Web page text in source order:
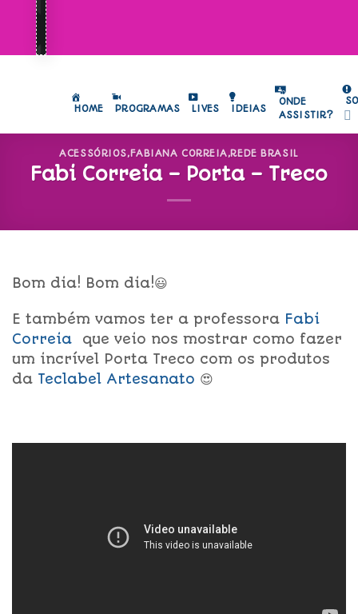
HOME PROGRAMAS LIVES IDEIAS
ONDE
ASSISTIR?
ACESSÓRIOS,FABIANA CORREIA,REDE BRASIL
Fabi Correia – Porta – Treco
Bom dia! Bom dia!😃
E também vamos ter a professora Fabi
Correia que veio nos mostrar como fazer
um incrível Porta Treco com os produtos
da Teclabel Artesanato 😍